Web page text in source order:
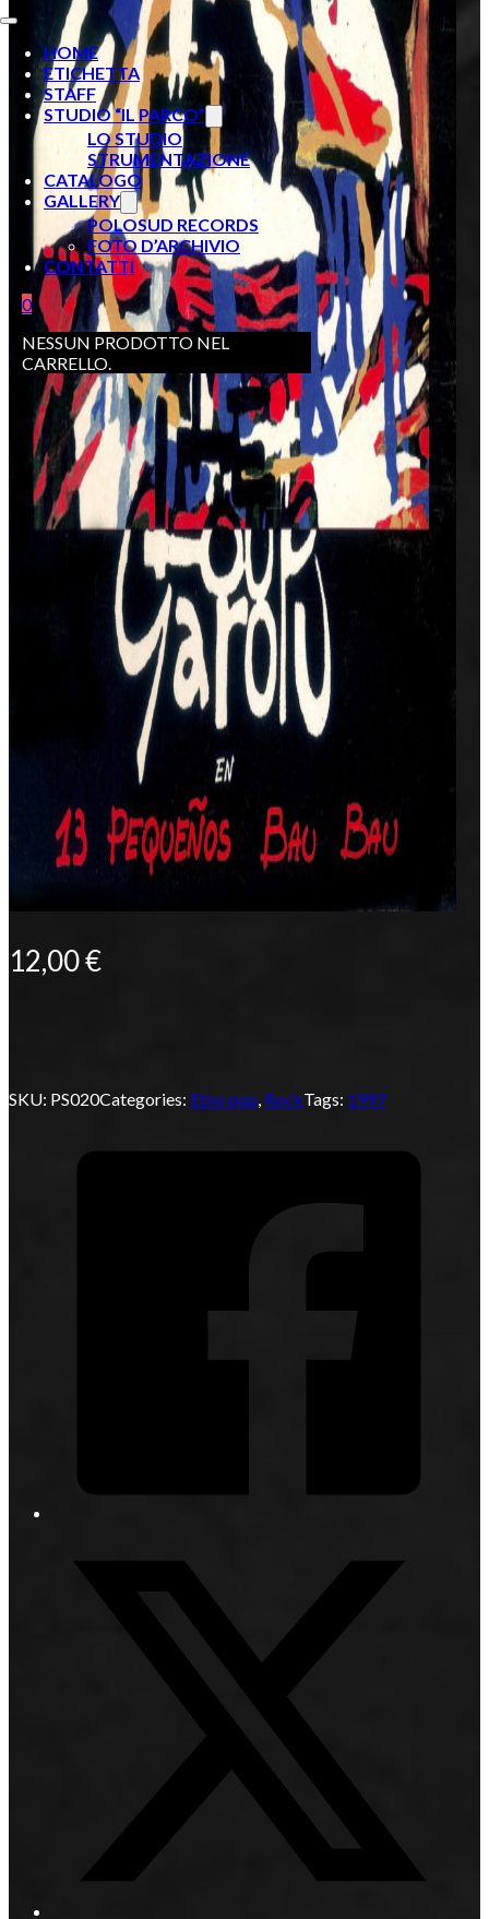
HOME
ETICHETTA
STAFF
STUDIO “IL PARCO”
LO STUDIO
STRUMENTAZIONE
CATALOGO
GALLERY
POLOSUD RECORDS
FOTO D’ARCHIVIO
CONTATTI
0
NESSUN PRODOTTO NEL
CARRELLO.
12,00€
SKU: PS020Categories: Etno pop RockTags: 1997